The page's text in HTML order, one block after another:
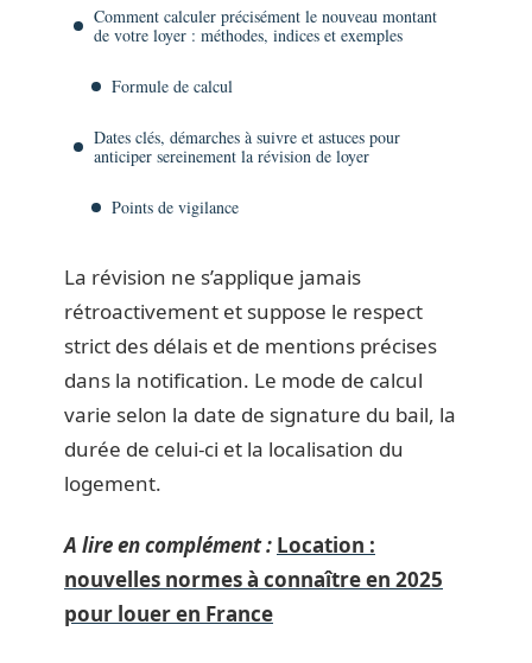
Comment calculer précisément le nouveau montant
de votre loyer : méthodes, indices et exemples
Formule de calcul
Dates clés, démarches à suivre et astuces pour
anticiper sereinement la révision de loyer
Points de vigilance
La révision ne s’applique jamais
rétroactivement et suppose le respect
strict des délais et de mentions précises
dans la notification. Le mode de calcul
varie selon la date de signature du bail, la
durée de celui-ci et la localisation du
logement.
A lire en complément : Location :
nouvelles normes à connaître en 2025
pour louer en France